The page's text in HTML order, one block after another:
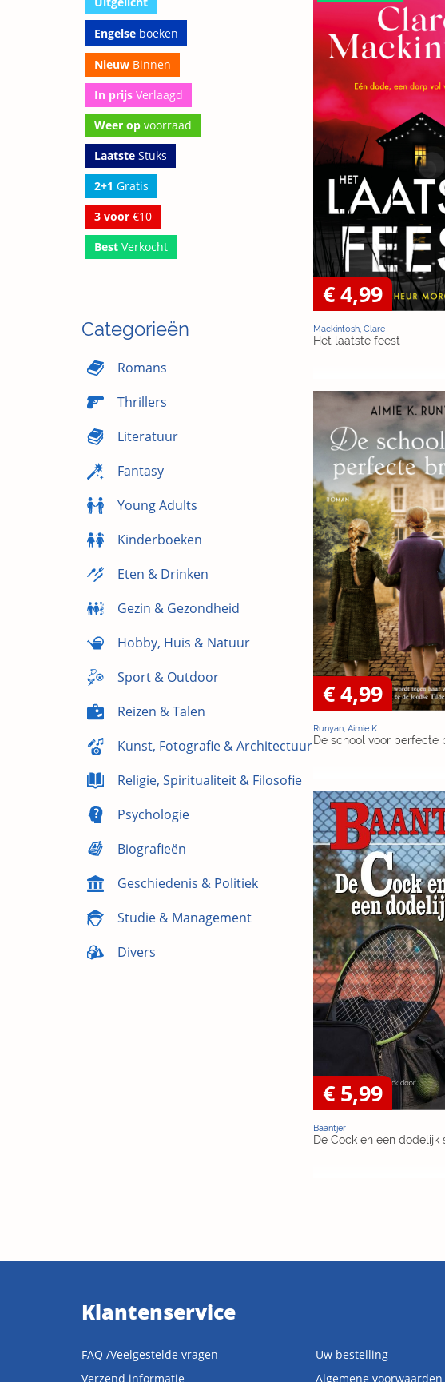
Engelse boeken
Nieuw Binnen
In prijs Verlaagd
Weer op voorraad
Laatste Stuks
2+1 Gratis
3 voor €10
Best Verkocht
Categorieën
Romans
Thrillers
Literatuur
Fantasy
Young Adults
Kinderboeken
Eten & Drinken
Gezin & Gezondheid
Hobby, Huis & Natuur
Sport & Outdoor
Reizen & Talen
Kunst, Fotografie & Architectuur
Religie, Spiritualiteit & Filosofie
Psychologie
Biografieën
Geschiedenis & Politiek
Studie & Management
Divers
€ 4,99
Mackintosh, Clare
Het laatste feest
€ 4,99
Runyan, Aimie K.
De school voor perfecte
€ 5,99
Baantjer
De Cock en een dodelijk
Klantenservice
FAQ /Veelgestelde vragen
Verzend informatie
Uw bestelling
Algemene voorwaarden